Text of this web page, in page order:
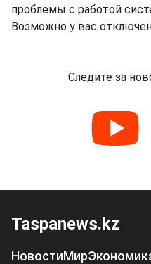
проблемы с работой
Возможно у вас
Следите за
Taspanews.kz
НовостиМир